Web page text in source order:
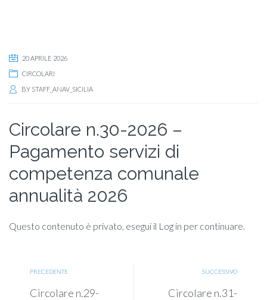
20 APRILE 2026
CIRCOLARI
BY STAFF_ANAV_SICILIA
Circolare n.30-2026 –
Pagamento servizi di
competenza comunale
annualità 2026
Questo contenuto è privato, esegui il Log in per continuare.
PRECEDENTE
Circolare n.29-
SUCCESSIVO
Circolare n.31-